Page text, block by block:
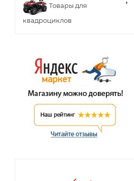
Товары для
квадроциклов